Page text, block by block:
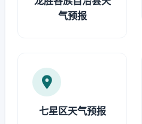
气预报
七星区天气预报